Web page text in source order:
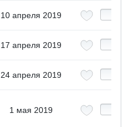
10 апреля 2019
17 апреля 2019
24 апреля 2019
1 мая 2019